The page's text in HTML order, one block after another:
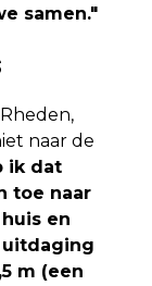
samen."
naar de
ik dat
toe naar
en
m (een